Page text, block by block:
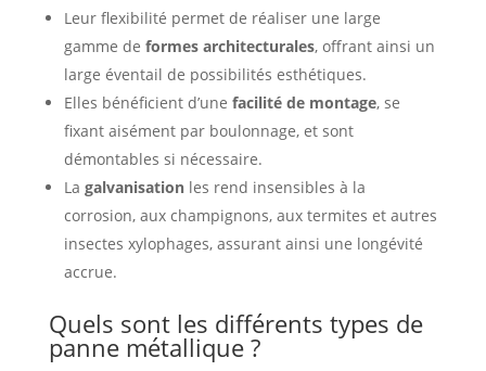
Leur flexibilité permet de réaliser une large
gamme de formes architecturales, offrant ainsi un
large éventail de possibilités esthétiques.
Elles bénéficient d’une facilité de montage, se
fixant aisément par boulonnage, et sont
démontables si nécessaire.
La galvanisationles rend insensibles à la
corrosion, aux champignons, aux termites et autres
insectes xylophages, assurant ainsi une longévité
accrue.
Quels sont les différents types de
panne métallique ?